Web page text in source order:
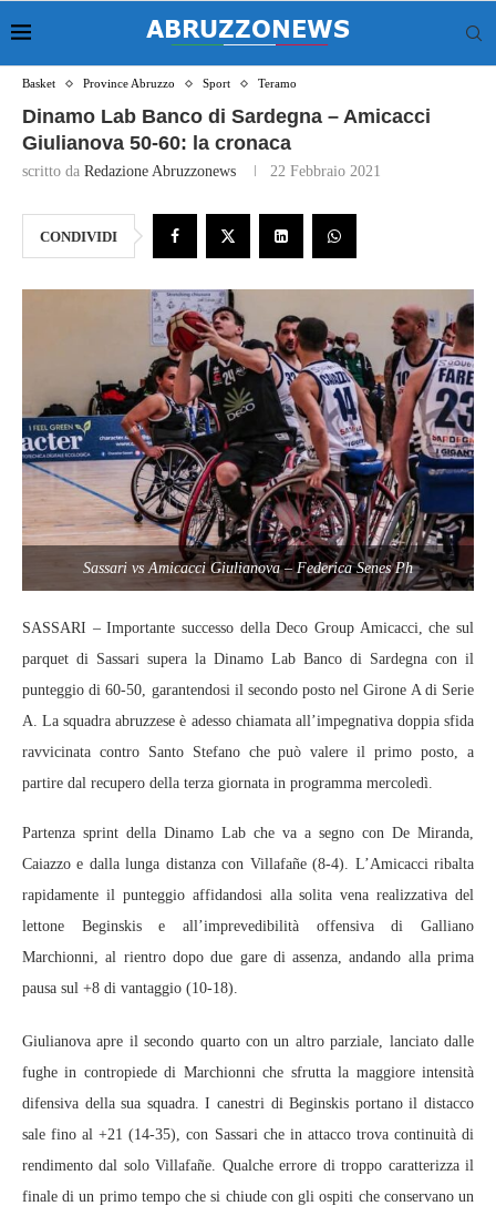
Basket Province Abruzzo Sport Teramo
Dinamo Lab Banco di Sardegna – Amicacci
Giulianova 50-60: la cronaca
scritto da Redazione Abruzzonews 22 Febbraio 2021
CONDIVIDI
Sassari vs Amicacci Giulianova – Federica Senes Ph
SASSARI – Importante successo della Deco Group Amicacci, che sul
parquet di Sassari supera la Dinamo Lab Banco di Sardegna con il
punteggio di 60-50, garantendosi il secondo posto nel Girone A di Serie
A. La squadra abruzzese è adesso chiamata all’impegnativa doppia sfida
ravvicinata contro Santo Stefano che può valere il primo posto, a
partire dal recupero della terza giornata in programma mercoledì.
Partenza sprint della Dinamo Lab che va a segno con De Miranda,
Caiazzo e dalla lunga distanza con Villafañe (8-4). L’Amicacci ribalta
rapidamente il punteggio affidandosi alla solita vena realizzativa del
lettone Beginskis e all’imprevedibilità offensiva di Galliano
Marchionni, al rientro dopo due gare di assenza, andando alla prima
pausa sul +8 di vantaggio (10-18).
Giulianova apre il secondo quarto con un altro parziale, lanciato dalle
fughe in contropiede di Marchionni che sfrutta la maggiore intensità
difensiva della sua squadra. I canestri di Beginskis portano il distacco
sale fino al +21 (14-35), con Sassari che in attacco trova continuità di
rendimento dal solo Villafañe. Qualche errore di troppo caratterizza il
finale di un primo tempo che si chiude con gli ospiti che conservano un